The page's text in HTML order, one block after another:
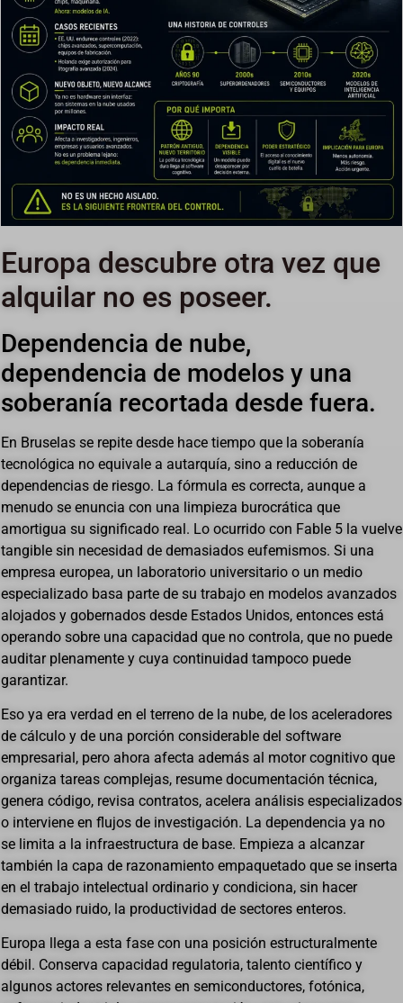
Europa descubre otra vez que
alquilar no es poseer.
Dependencia de nube,
dependencia de modelos y una
soberanía recortada desde fuera.
En Bruselas se repite desde hace tiempo que la soberanía
tecnológica no equivale a autarquía, sino a reducción de
dependencias de riesgo. La fórmula es correcta, aunque a
menudo se enuncia con una limpieza burocrática que
amortigua su significado real. Lo ocurrido con Fable 5 la vuelve
tangible sin necesidad de demasiados eufemismos. Si una
empresa europea, un laboratorio universitario o un medio
especializado basa parte de su trabajo en modelos avanzados
alojados y gobernados desde Estados Unidos, entonces está
operando sobre una capacidad que no controla, que no puede
auditar plenamente y cuya continuidad tampoco puede
garantizar.
Eso ya era verdad en el terreno de la nube, de los aceleradores
de cálculo y de una porción considerable del software
empresarial, pero ahora afecta además al motor cognitivo que
organiza tareas complejas, resume documentación técnica,
genera código, revisa contratos, acelera análisis especializados
o interviene en flujos de investigación. La dependencia ya no
se limita a la infraestructura de base. Empieza a alcanzar
también la capa de razonamiento empaquetado que se inserta
en el trabajo intelectual ordinario y condiciona, sin hacer
demasiado ruido, la productividad de sectores enteros.
Europa llega a esta fase con una posición estructuralmente
débil. Conserva capacidad regulatoria, talento científico y
algunos actores relevantes en semiconductores, fotónica,